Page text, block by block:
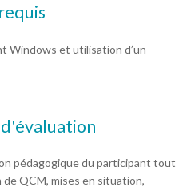
Windows et utilisation d’un
pédagogique du participant tout
QCM, mises en situation,